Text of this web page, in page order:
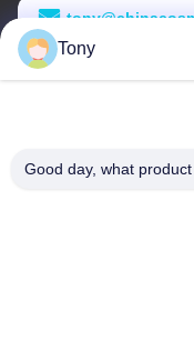
Εργασιακό χρόνο
Tony
Good day, what